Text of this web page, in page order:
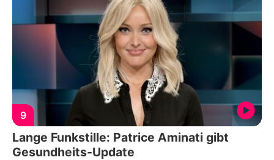
9
Lange Funkstille: Patrice Aminati gibt
Gesundheits-Update